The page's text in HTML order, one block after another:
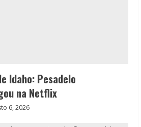
Idaho: Pesadelo
na Netflix
6, 2026